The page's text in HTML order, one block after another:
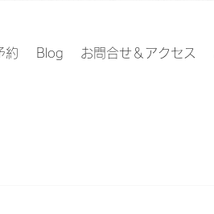
約 Blog お問合せ＆アクセス